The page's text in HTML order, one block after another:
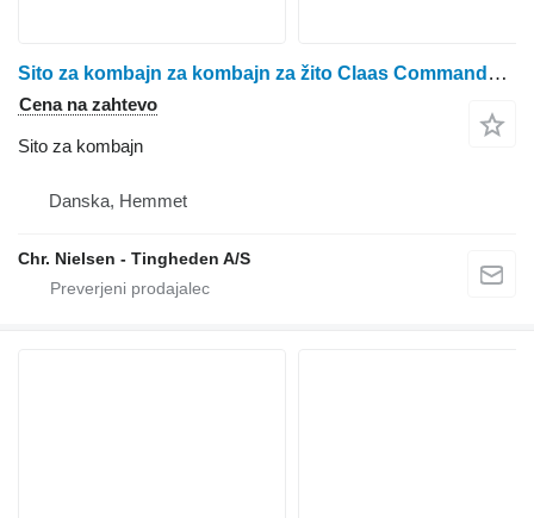
Sito za kombajn za kombajn za žito Claas Commandor 116 CS
Cena na zahtevo
Sito za kombajn
Danska, Hemmet
Chr. Nielsen - Tingheden A/S